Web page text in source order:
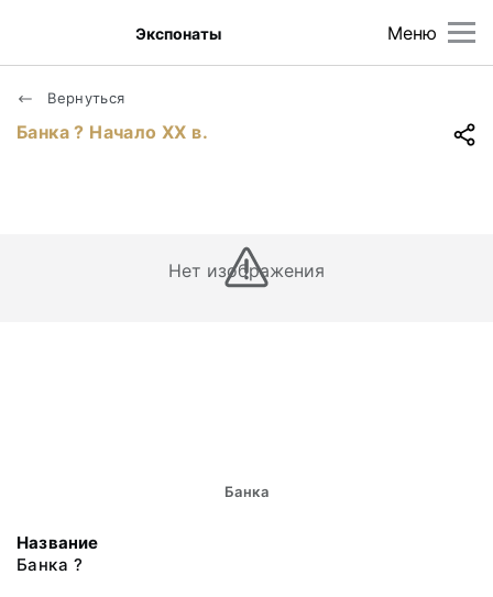
Меню
Экспонаты
Вернуться
Банка ? Начало ХХ в.
Нет изображения
Банка
Название
Банка ?